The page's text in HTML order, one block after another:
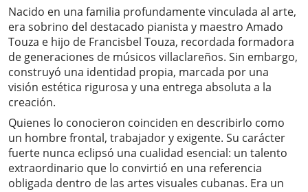
Nacido en una familia profundamente vinculada al arte,
era sobrino del destacado pianista y maestro Amado
Touza e hijo de Francisbel Touza, recordada formadora
de generaciones de músicos villaclareños. Sin embargo,
construyó una identidad propia, marcada por una
visión estética rigurosa y una entrega absoluta a la
creación.
Quienes lo conocieron coinciden en describirlo como
un hombre frontal, trabajador y exigente. Su carácter
fuerte nunca eclipsó una cualidad esencial: un talento
extraordinario que lo convirtió en una referencia
obligada dentro de las artes visuales cubanas. Era un